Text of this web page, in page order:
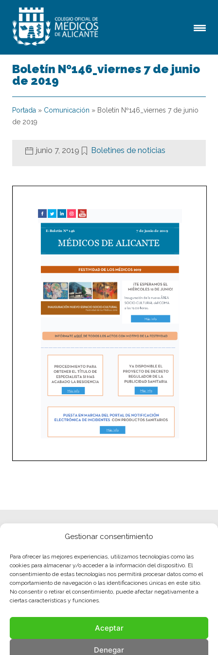
Gestionar consentimiento
Para ofrecer las mejores experiencias, utilizamos tecnologías como las
cookies para almacenar y/o acceder a la información del dispositivo. El
consentimiento de estas tecnologías nos permitirá procesar datos como el
comportamiento de navegación o las identificaciones únicas en este sitio.
No consentir o retirar el consentimiento, puede afectar negativamente a
ciertas características y funciones.
Aceptar
Denegar
Boletín Nº146_viernes 7 de junio
de 2019
Portada » Comunicación » Boletín Nº146_viernes 7 de junio
de 2019
junio 7, 2019 Boletines de noticias